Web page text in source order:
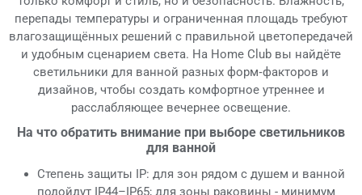
перепады температуры и ограниченная площадь требуют
влагозащищённых решений с правильной цветопередачей
и удобным сценарием света. На Home Club вы найдёте
светильники для ванной разных форм‑факторов и
дизайнов, чтобы создать комфортное утреннее и
расслабляющее вечернее освещение.
На что обратить внимание при выборе светильников
для ванной
Степень защиты IP: для зон рядом с душем и ванной
подойдут IP44–IP65; для зоны раковины - минимум